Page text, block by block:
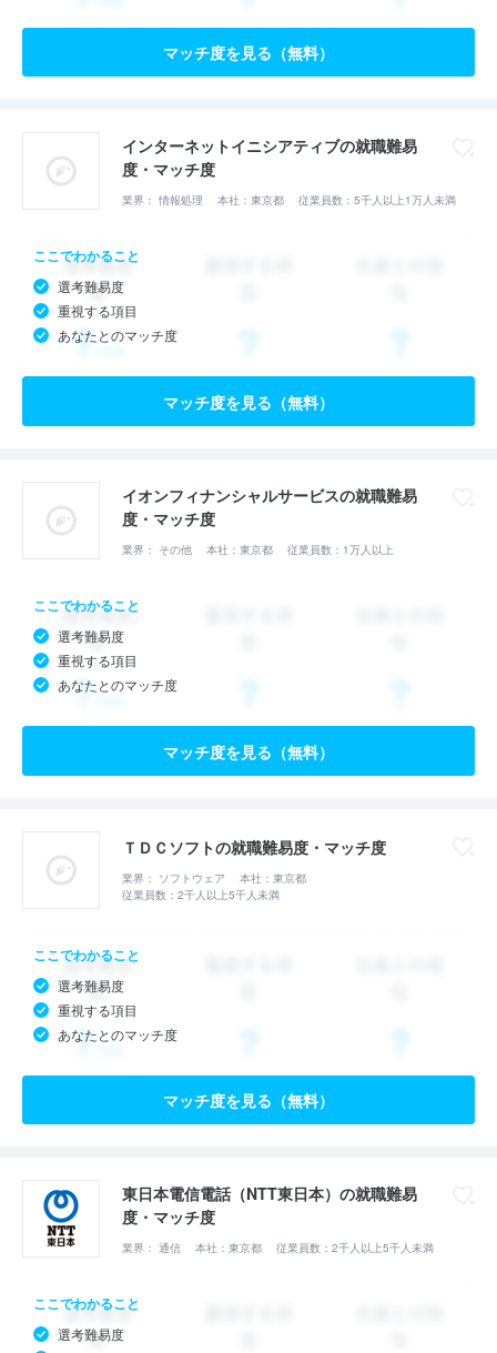
マッチ度を見る（無料）
インターネットイニシアティブの就職難易
度・マッチ度
業界： 情報処理 本社：東京都 従業員数：5千人以上1万人未満
ここでわかること
選考難易度
重視する項目
あなたとのマッチ度
マッチ度を見る（無料）
イオンフィナンシャルサービスの就職難易
度・マッチ度
業界： その他 本社：東京都 従業員数：1万人以上
ここでわかること
選考難易度
重視する項目
あなたとのマッチ度
マッチ度を見る（無料）
ＴＤＣソフトの就職難易度・マッチ度
業界： ソフトウェア
本社：東京都
従業員数：2千人以上5千人未満
ここでわかること
選考難易度
重視する項目
あなたとのマッチ度
マッチ度を見る（無料）
東日本電信電話（NTT東日本）の就職難易
度・マッチ度
業界： 通信 本社：東京都 従業員数：2千人以上5千人未満
ここでわかること
選考難易度